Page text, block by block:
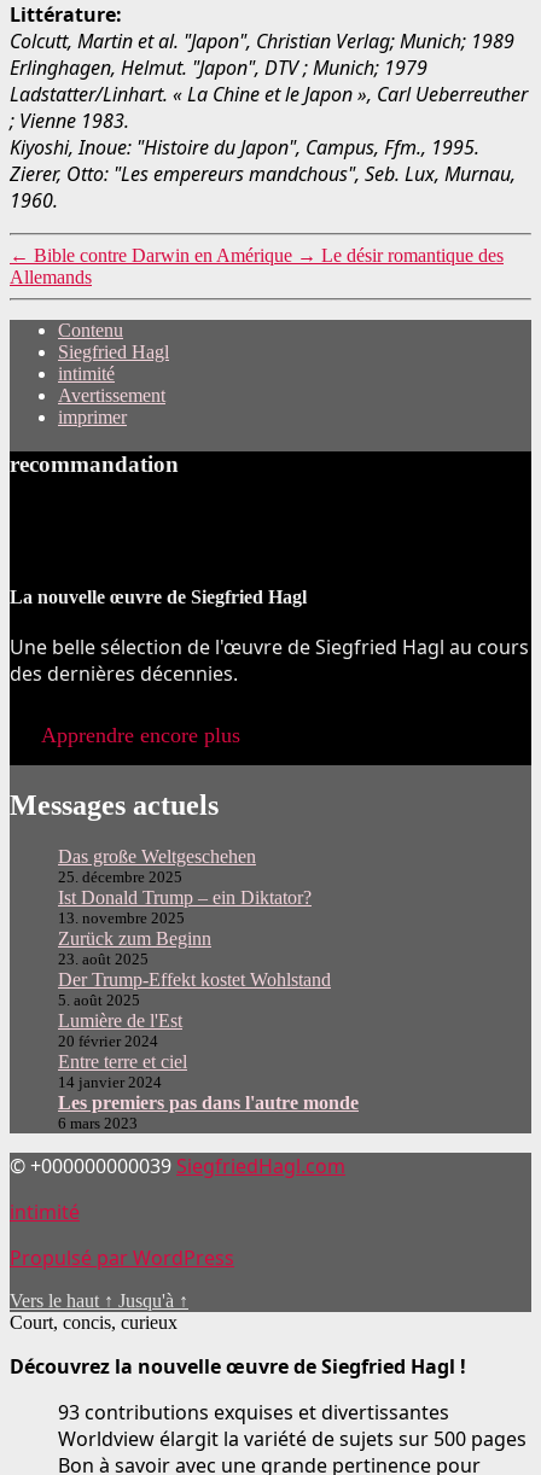
Littérature:
Colcutt, Martin et al. "Japon", Christian Verlag; Munich; 1989
Erlinghagen, Helmut. "Japon", DTV ; Munich; 1979
Ladstatter/Linhart. « La Chine et le Japon », Carl Ueberreuther
; Vienne 1983.
Kiyoshi, Inoue: "Histoire du Japon", Campus, Ffm., 1995.
Zierer, Otto: "Les empereurs mandchous", Seb. Lux, Murnau,
1960.
← Bible contre Darwin en Amérique → Le désir romantique des
Allemands
Contenu
Siegfried Hagl
intimité
Avertissement
imprimer
recommandation
La nouvelle œuvre de Siegfried Hagl
Une belle sélection de l'œuvre de Siegfried Hagl au cours
des dernières décennies.
Apprendre encore plus
Messages actuels
Das große Weltgeschehen
25. décembre 2025
Ist Donald Trump – ein Diktator?
13. novembre 2025
Zurück zum Beginn
23. août 2025
Der Trump-Effekt kostet Wohlstand
5. août 2025
Lumière de l'Est
20 février 2024
Entre terre et ciel
14 janvier 2024
Les premiers pas dans l'autre monde
6 mars 2023
© +000000000039 SiegfriedHagl.com
intimité
Propulsé par WordPress
Vers le haut ↑ Jusqu'à ↑
Court, concis, curieux
Découvrez la nouvelle œuvre de Siegfried Hagl !
93 contributions exquises et divertissantes
Worldview élargit la variété de sujets sur 500 pages
Bon à savoir avec une grande pertinence pour